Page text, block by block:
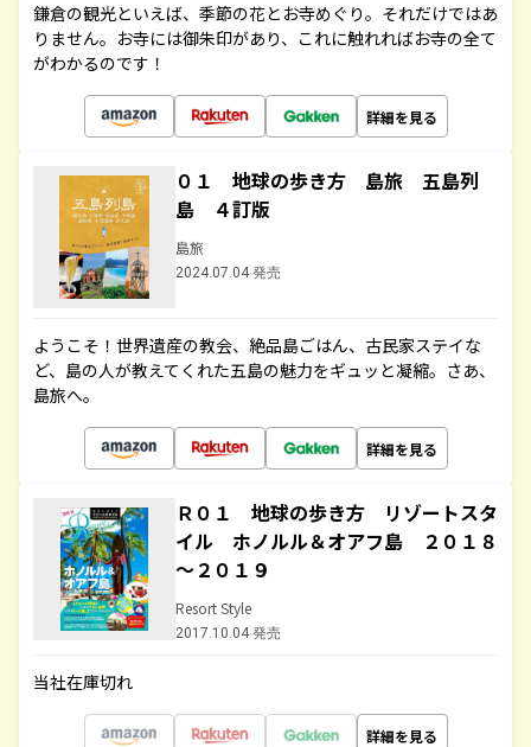
鎌倉の観光といえば、季節の花とお寺めぐり。それだけではあ
りません。お寺には御朱印があり、これに触れればお寺の全て
がわかるのです！
詳細を見る
０１ 地球の歩き方 島旅 五島列
島 ４訂版
島旅
2024.07.04 発売
ようこそ！世界遺産の教会、絶品島ごはん、古民家ステイな
ど、島の人が教えてくれた五島の魅力をギュッと凝縮。さあ、
島旅へ。
詳細を見る
Ｒ０１ 地球の歩き方 リゾートスタ
イル ホノルル＆オアフ島 ２０１８
～２０１９
Resort Style
2017.10.04 発売
当社在庫切れ
詳細を見る